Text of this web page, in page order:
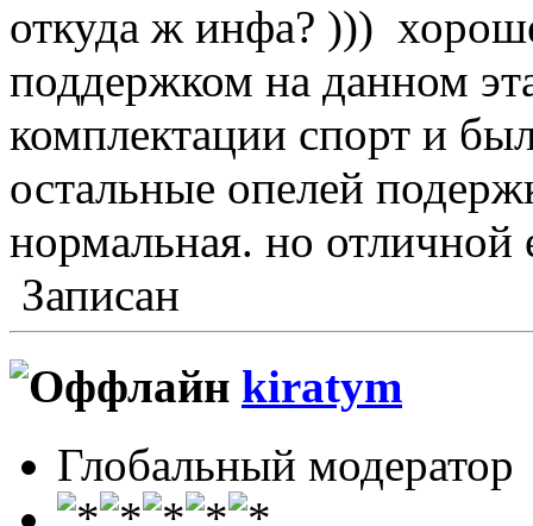
откуда ж инфа? )))
поддержком на данном
комплектации спорт и
остальные опелей
нормальная. но отличной
Записан
kiratym
Глобальный модератор